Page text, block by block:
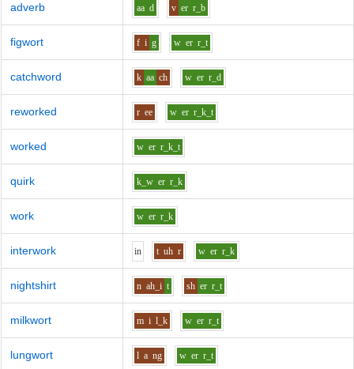
adverb aa d v er r_b
figwort f i g w er r_t
catchword k aa ch w er r_d
reworked r ee w er r_k_t
worked w er r_k_t
quirk k_w er r_k
work w er r_k
interwork in t uh r w er r_k
nightshirt n ah_i t sh er r_t
milkwort m i l_k w er r_t
lungwort l a ng w er r_t